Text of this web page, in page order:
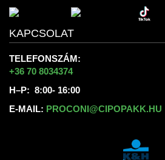
KAPCSOLAT
TELEFONSZÁM:
+36 70 8034374
H–P: 8:00- 16:00
E-MAIL: PROCONI@CIPOPAKK.HU